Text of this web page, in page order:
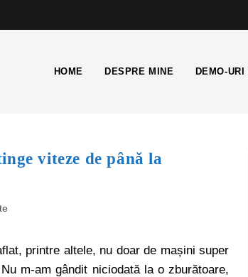
HOME DESPRE MINE DEMO-URI
viteze de până la
printre altele, nu doar de mașini super
m-am gândit niciodată la o zburătoare,